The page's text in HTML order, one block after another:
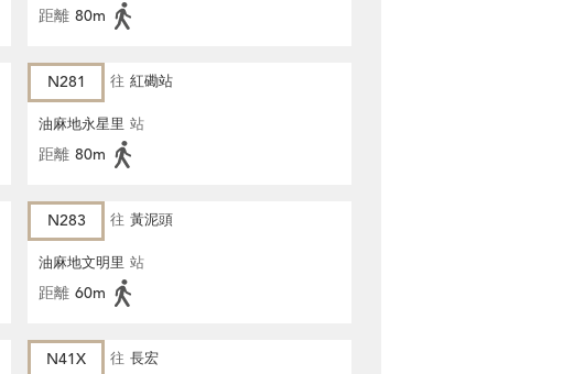
距離 80m
N281 往 紅磡站
油麻地永星里 站
距離 80m
N283 往 黃泥頭
油麻地文明里 站
距離 60m
N41X 往 長宏